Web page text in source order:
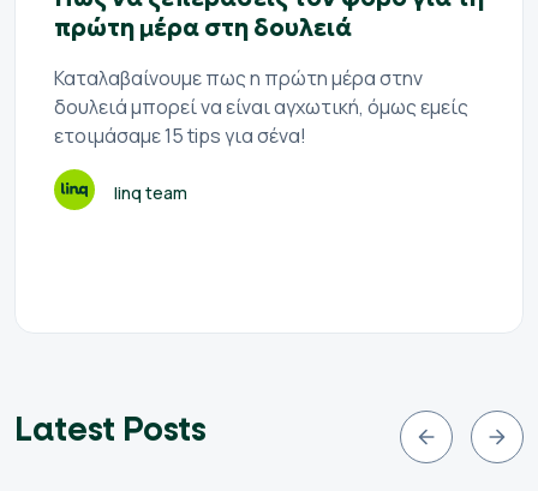
πρώτη μέρα στη δουλειά
Καταλαβαίνουμε πως η πρώτη μέρα στην
δουλειά μπορεί να είναι αγχωτική, όμως εμείς
ετοιμάσαμε 15 tips για σένα!
linq team
Latest Posts